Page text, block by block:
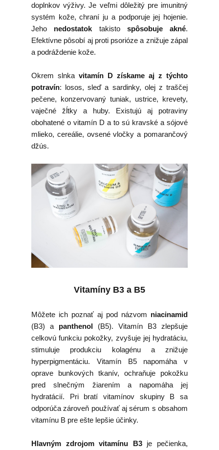
doplnkov výživy. Je veľmi dôležitý pre imunitný
systém kože, chraní ju a podporuje jej hojenie.
Jeho nedostatok takisto spôsobuje akné.
Efektívne pôsobí aj proti psorióze a znižuje zápal
a podráždenie kože.
Okrem slnka vitamín D získame aj z týchto
potravín: losos, sleď a sardinky, olej z traščej
pečene, konzervovaný tuniak, ustrice, krevety,
vaječné žĺtky a huby. Existujú aj potraviny
obohatené o vitamín D a to sú kravské a sójové
mlieko, cereálie, ovsené vločky a pomarančový
džús.
Vitamíny B3 a B5
Môžete ich poznať aj pod názvom niacinamid
(B3) a panthenol (B5). Vitamín B3 zlepšuje
celkovú funkciu pokožky, zvyšuje jej hydratáciu,
stimuluje produkciu kolagénu a znižuje
hyperpigmentáciu. Vitamín B5 napomáha v
oprave bunkových tkanív, ochraňuje pokožku
pred slnečným žiarením a napomáha jej
hydratácií. Pri bratí vitamínov skupiny B sa
odporúča zároveň používať aj sérum s obsahom
vitamínu B pre ešte lepšie účinky.
Hlavným zdrojom vitamínu B3je pečienka,